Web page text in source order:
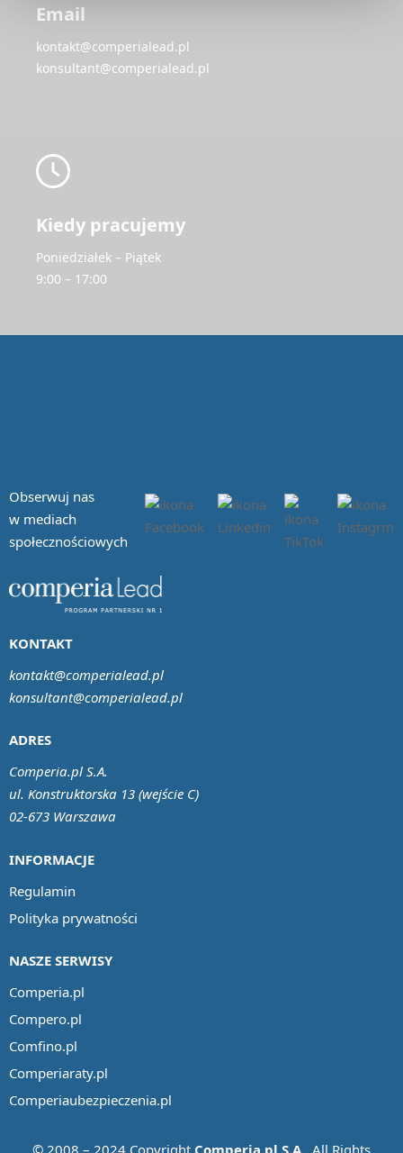
Email
kontakt@comperialead.pl
konsultant@comperialead.pl
Kiedy pracujemy
Poniedziałek – Piątek
9:00 – 17:00
Obserwuj nas
w mediach
społecznościowych
INFORMACJE
Regulamin
Polityka prywatności
NASZE SERWISY
Comperia.pl
Compero.pl
Comfino.pl
Comperiaraty.pl
Comperiaubezpieczenia.pl
ADRES
Comperia.pl S.A.
ul. Konstruktorska 13 (wejście C)
02-673 Warszawa
KONTAKT
kontakt@comperialead.pl
konsultant@comperialead.pl